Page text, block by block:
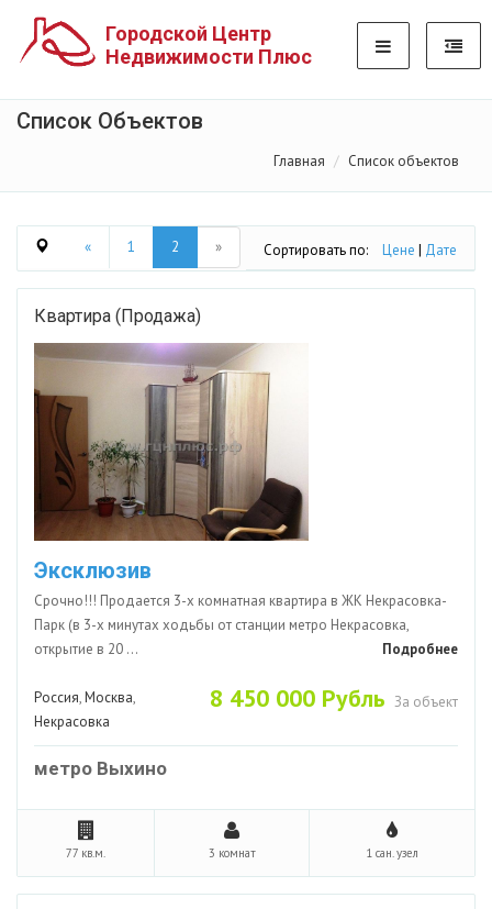
Городской Центр
Недвижимости Плюс
Список Объектов
Главная Список объектов
« 1 2 » Сортировать по: Цене | Дате
Квартира (Продажа)
Эксклюзив
Срочно!!! Продается 3-х комнатная квартира в ЖК Некрасовка-
Парк (в 3-х минутах ходьбы от станции метро Некрасовка,
открытие в 20 ...
Подробнее
8 450 000 Рубль За объект
Россия,Москва,
Некрасовка
метро Выхино
77 кв.м. 3 комнат 1 сан. узел